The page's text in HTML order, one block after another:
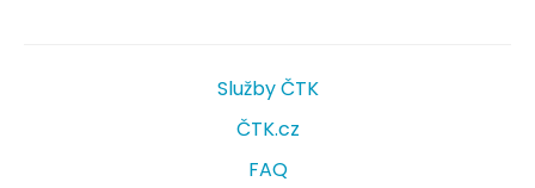
Služby ČTK
ČTK.cz
FAQ